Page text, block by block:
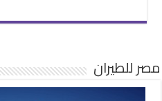
مصر للطيران